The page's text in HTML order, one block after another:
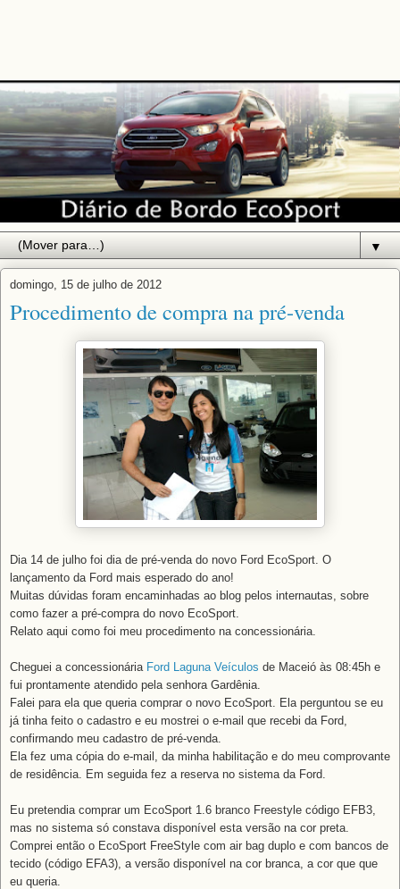
▼
domingo, 15 de julho de 2012
Procedimento de compra na pré-venda
Dia 14 de julho foi dia de pré-venda do novo Ford EcoSport. O
lançamento da Ford mais esperado do ano!
Muitas dúvidas foram encaminhadas ao blog pelos internautas, sobre
como fazer a pré-compra do novo EcoSport.
Relato aqui como foi meu procedimento na concessionária.
Cheguei a concessionária Ford Laguna Veículos de Maceió às 08:45h e
fui prontamente atendido pela senhora Gardênia.
Falei para ela que queria comprar o novo EcoSport. Ela perguntou se eu
já tinha feito o cadastro e eu mostrei o e-mail que recebi da Ford,
confirmando meu cadastro de pré-venda.
Ela fez uma cópia do e-mail, da minha habilitação e do meu comprovante
de residência. Em seguida fez a reserva no sistema da Ford.
Eu pretendia comprar um EcoSport 1.6 branco Freestyle código EFB3,
mas no sistema só constava disponível esta versão na cor preta.
Comprei então o EcoSport FreeStyle com air bag duplo e com bancos de
tecido (código EFA3), a versão disponível na cor branca, a cor que que
eu queria.